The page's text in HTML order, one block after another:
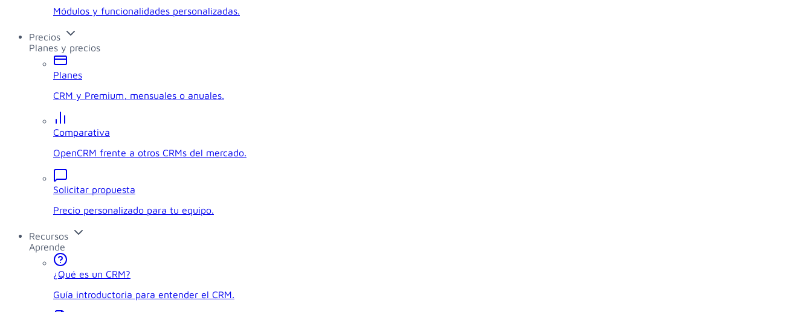
Módulos y funcionalidades personalizadas.
Precios
Planes y precios
Planes
CRM y Premium, mensuales o anuales.
Comparativa
OpenCRM frente a otros CRMs del mercado.
Solicitar propuesta
Precio personalizado para tu equipo.
Recursos
Aprende
¿Qué es un CRM?
Guía introductoria para entender el CRM.